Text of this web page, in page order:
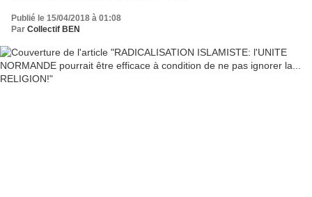
Publié le 15/04/2018 à 01:08
Par Collectif BEN